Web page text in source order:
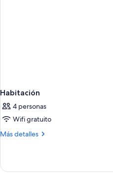
Habitación
4 personas
Wifi gratuito
Más detalles
Más